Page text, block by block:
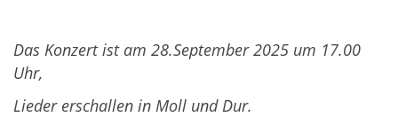
Das Konzert ist am 28.September 2025 um 17.00
Uhr,
Lieder erschallen in Moll und Dur.